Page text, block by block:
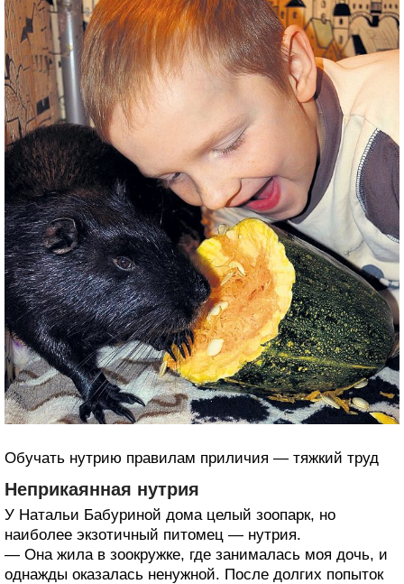
Обучать нутрию правилам приличия — тяжкий труд
Неприкаянная нутрия
У Натальи Бабуриной дома целый зоопарк, но
наиболее экзотичный питомец — нутрия.
— Она жила в зоокружке, где занималась моя дочь, и
однажды оказалась ненужной. После долгих попыток